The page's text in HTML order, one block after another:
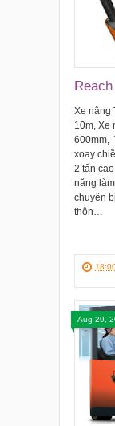
Xe nâng
10m, Xe
600mm,
xoay
2 tấn
năng
chuyên
thôn…
Aug 29,